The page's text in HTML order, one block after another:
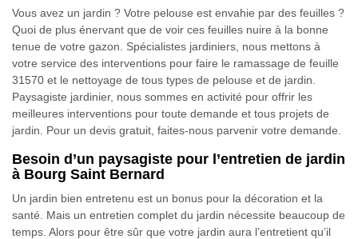
Vous avez un jardin ? Votre pelouse est envahie par des feuilles ?
Quoi de plus énervant que de voir ces feuilles nuire à la bonne
tenue de votre gazon. Spécialistes jardiniers, nous mettons à
votre service des interventions pour faire le ramassage de feuille
31570 et le nettoyage de tous types de pelouse et de jardin.
Paysagiste jardinier, nous sommes en activité pour offrir les
meilleures interventions pour toute demande et tous projets de
jardin. Pour un devis gratuit, faites-nous parvenir votre demande.
Besoin d’un paysagiste pour l’entretien de jardin
à Bourg Saint Bernard
Un jardin bien entretenu est un bonus pour la décoration et la
santé. Mais un entretien complet du jardin nécessite beaucoup de
temps. Alors pour être sûr que votre jardin aura l’entretient qu’il